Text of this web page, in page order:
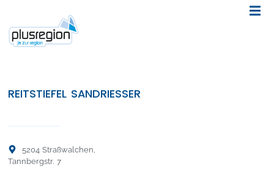
REITSTIEFEL SANDRIESSER
5204 Straßwalchen,
Tannbergstr. 7